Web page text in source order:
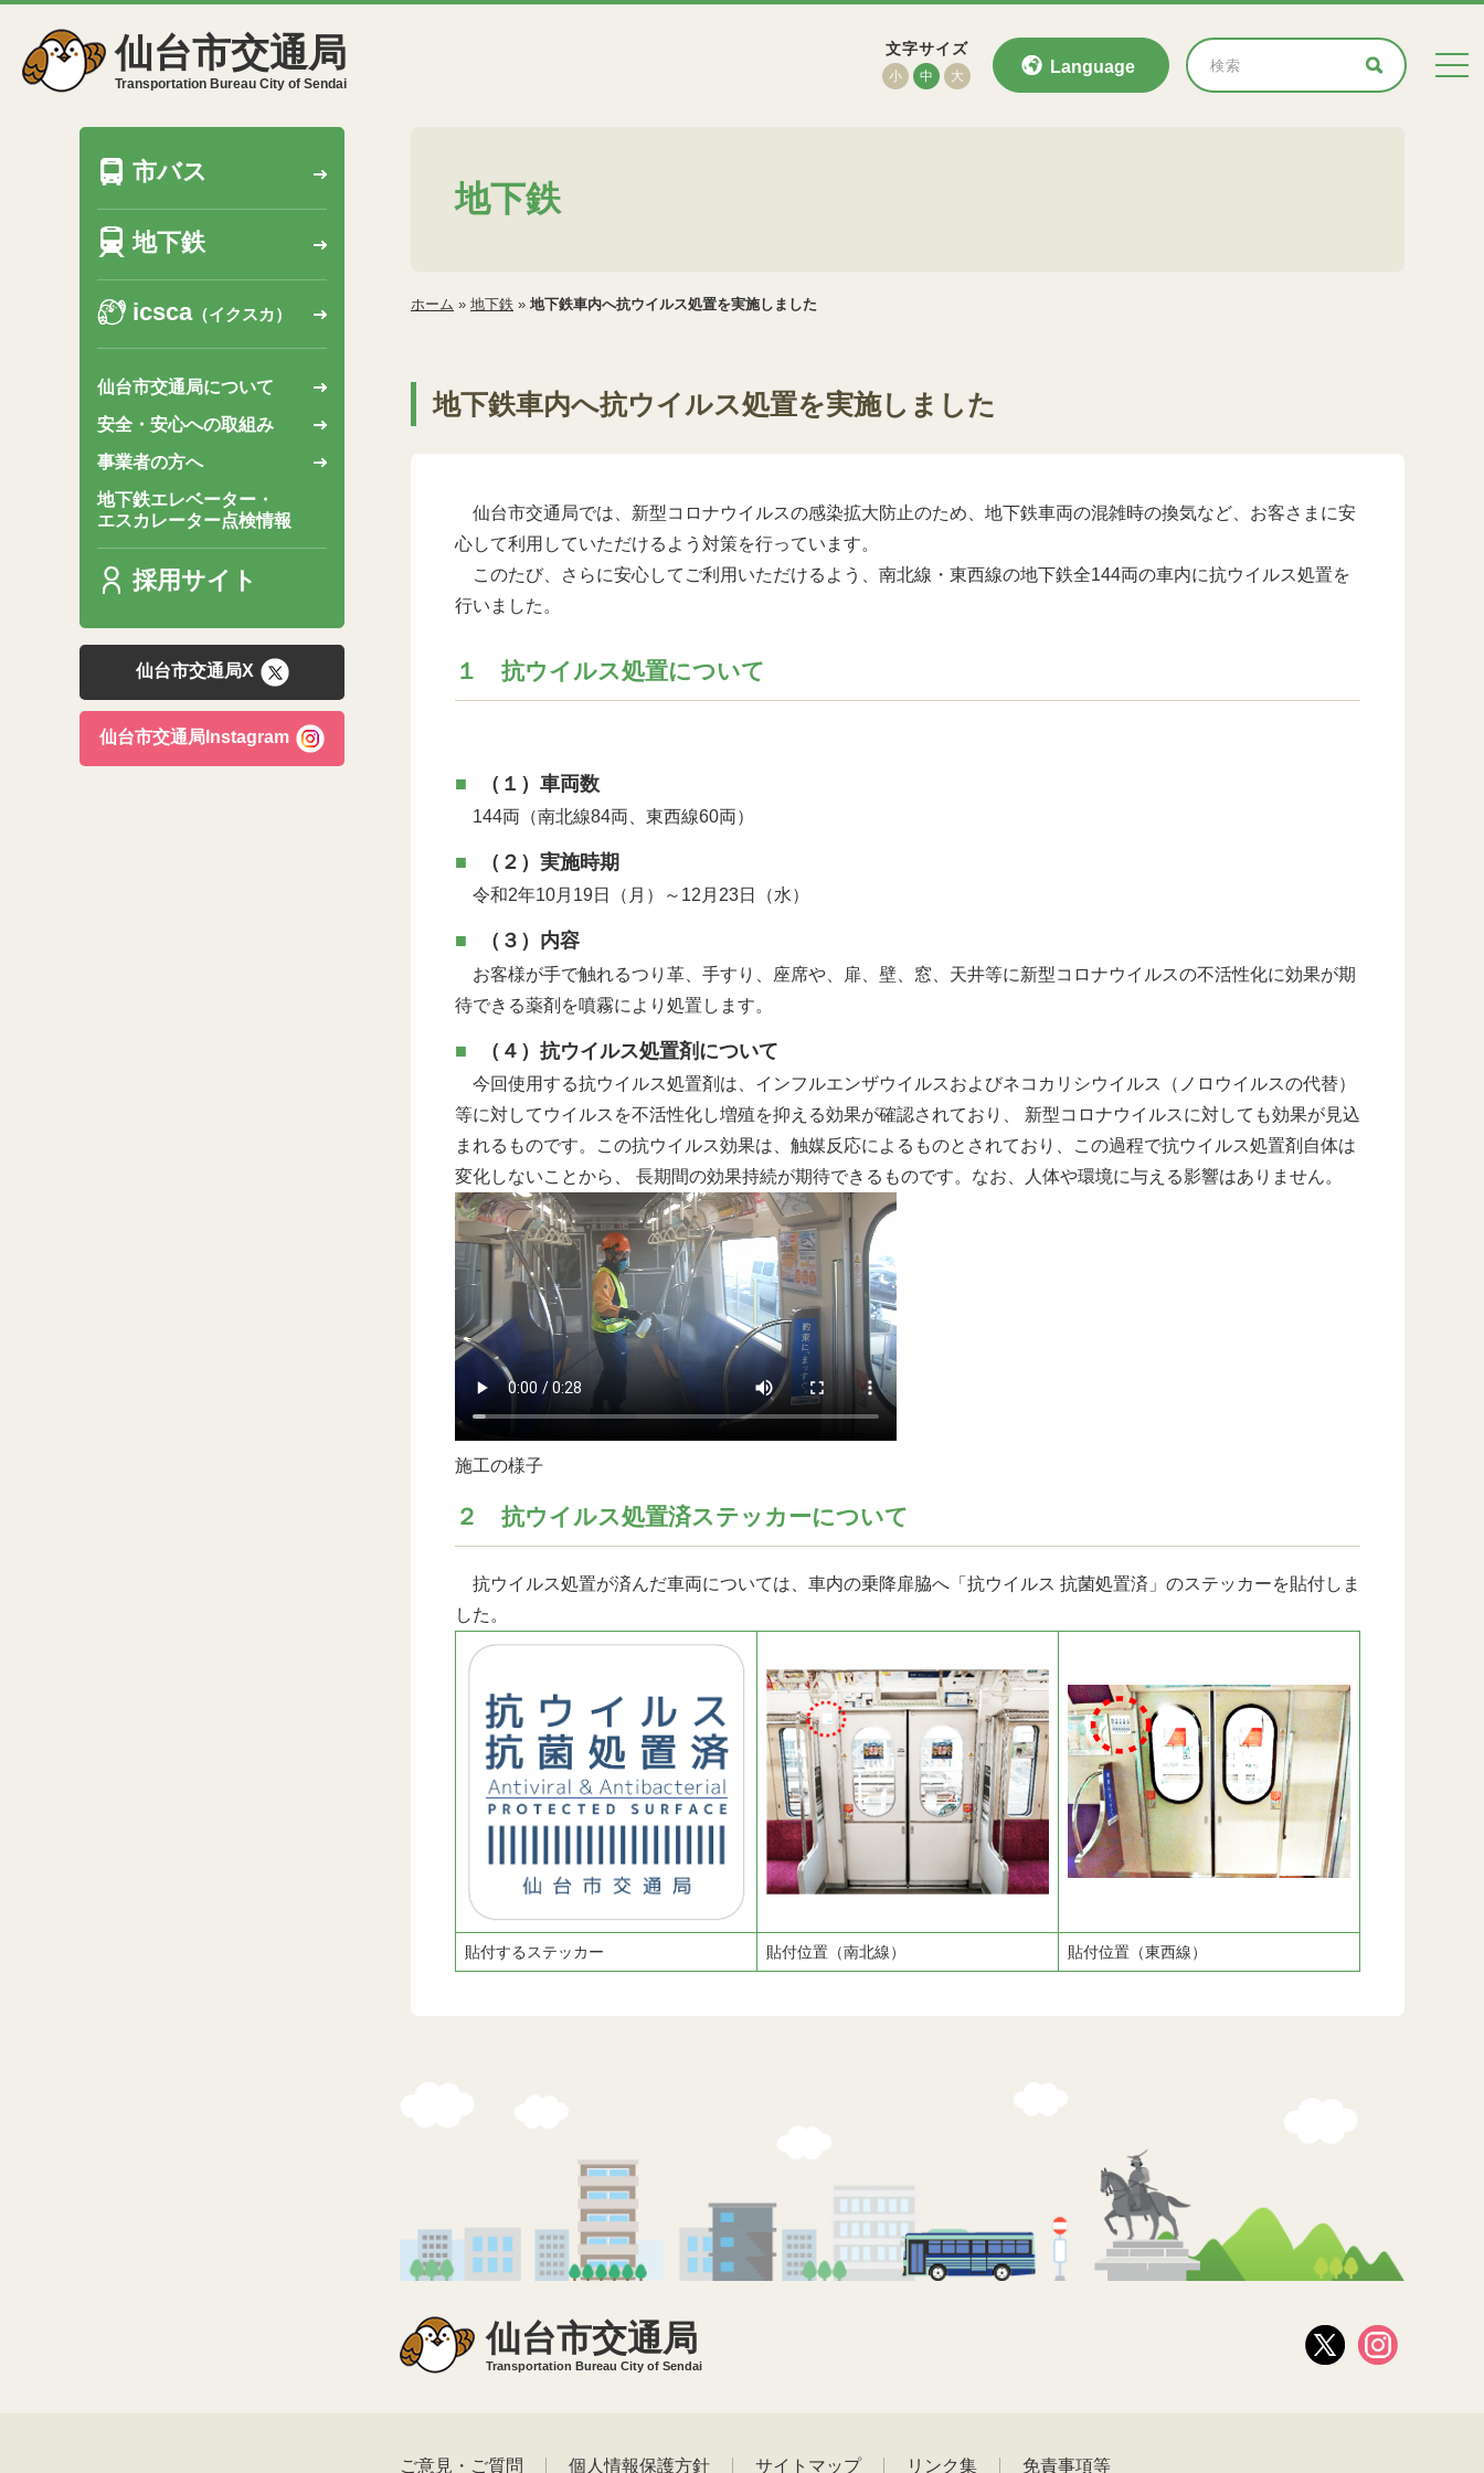
仙台市交通局
Transportation Bureau City of Sendai
Language
文字サイズ
小 中 大
地下鉄
ホーム » 地下鉄 » 地下鉄車内へ抗ウイルス処置を実施しました
地下鉄車内へ抗ウイルス処置を実施しました
仙台市交通局では、新型コロナウイルスの感染拡大防止のため、地下鉄車両の混雑時の換気など、お客さまに安
心して利用していただけるよう対策を行っています。
このたび、さらに安心してご利用いただけるよう、南北線・東西線の地下鉄全144両の車内に抗ウイルス処置を
行いました。
１ 抗ウイルス処置について
（１）車両数
144両（南北線84両、東西線60両）
（２）実施時期
令和2年10月19日（月）～12月23日（水）
（３）内容
お客様が手で触れるつり革、手すり、座席や、扉、壁、窓、天井等に新型コロナウイルスの不活性化に効果が期
待できる薬剤を噴霧により処置します。
（４）抗ウイルス処置剤について
今回使用する抗ウイルス処置剤は、インフルエンザウイルスおよびネコカリシウイルス（ノロウイルスの代替）
等に対してウイルスを不活性化し増殖を抑える効果が確認されており、 新型コロナウイルスに対しても効果が見込
まれるものです。この抗ウイルス効果は、触媒反応によるものとされており、この過程で抗ウイルス処置剤自体は
変化しないことから、 長期間の効果持続が期待できるものです。なお、人体や環境に与える影響はありません。
施工の様子
２ 抗ウイルス処置済ステッカーについて
抗ウイルス処置が済んだ車両については、車内の乗降扉脇へ「抗ウイルス 抗菌処置済」のステッカーを貼付しま
した。
貼付するステッカー 貼付位置（南北線） 貼付位置（東西線）
市バス
地下鉄
icsca（イクスカ）
仙台市交通局について
安全・安心への取組み
事業者の方へ
地下鉄エレベーター・
エスカレーター点検情報
採用サイト
仙台市交通局X
仙台市交通局Instagram
仙台市交通局
Transportation Bureau City of Sendai
ご意見・ご質問 個人情報保護方針 サイトマップ リンク集 免責事項等